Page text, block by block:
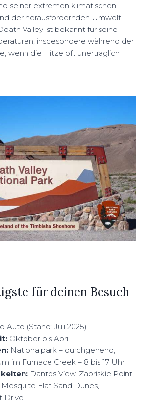
seiner extremen klimatischen
der herausfordernden Umwelt
Valley ist bekannt für seine
insbesondere während der
wenn die Hitze oft unerträglich
für deinen Besuch
Auto (Stand: Juli 2025)
Oktober bis April
Nationalpark – durchgehend,
im Furnace Creek – 8 bis 17 Uhr
Dantes View, Zabriskie Point,
Flat Sand Dunes,
Drive